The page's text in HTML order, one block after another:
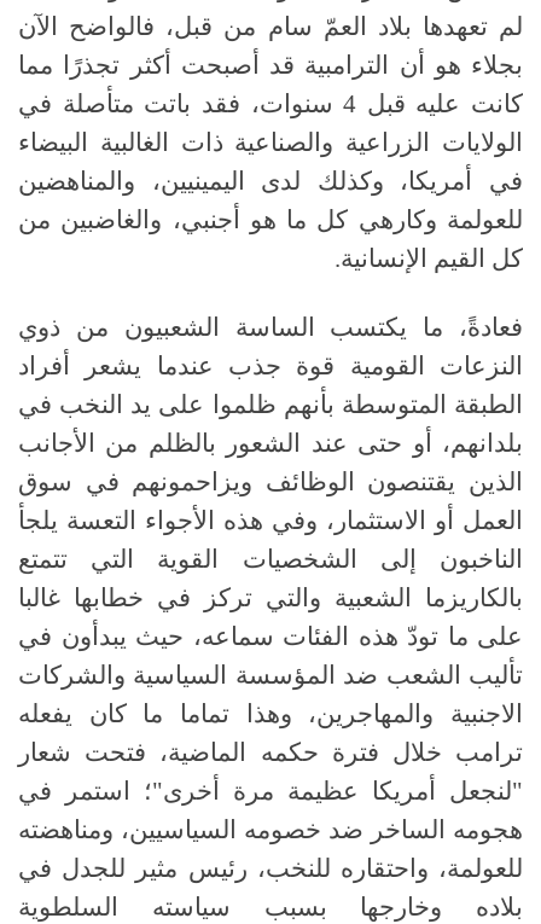
لم تعهدها بلاد العمّ سام من قبل، فالواضح الآن
بجلاء هو أن الترامبية قد أصبحت أكثر تجذرًا مما
كانت عليه قبل 4 سنوات، فقد باتت متأصلة في
الولايات الزراعية والصناعية ذات الغالبية البيضاء
في أمريكا، وكذلك لدى اليمينيين، والمناهضين
للعولمة وكارهي كل ما هو أجنبي، والغاضبين من
كل القيم الإنسانية.
فعادةً، ما يكتسب الساسة الشعبيون من ذوي
النزعات القومية قوة جذب عندما يشعر أفراد
الطبقة المتوسطة بأنهم ظلموا على يد النخب في
بلدانهم، أو حتى عند الشعور بالظلم من الأجانب
الذين يقتنصون الوظائف ويزاحمونهم في سوق
العمل أو الاستثمار، وفي هذه الأجواء التعسة يلجأ
الناخبون إلى الشخصيات القوية التي تتمتع
بالكاريزما الشعبية والتي تركز في خطابها غالبا
على ما تودّ هذه الفئات سماعه، حيث يبدأون في
تأليب الشعب ضد المؤسسة السياسية والشركات
الاجنبية والمهاجرين، وهذا تماما ما كان يفعله
ترامب خلال فترة حكمه الماضية، فتحت شعار
"لنجعل أمريكا عظيمة مرة أخرى"؛ استمر في
هجومه الساخر ضد خصومه السياسيين، ومناهضته
للعولمة، واحتقاره للنخب، رئيس مثير للجدل في
بلاده وخارجها بسبب سياسته السلطوية